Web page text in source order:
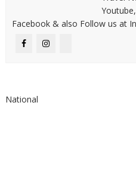
Facebook & also Follow us at
National